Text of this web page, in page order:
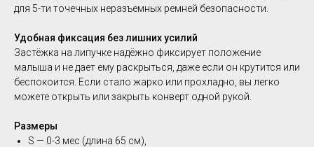
для 5-ти точечных неразъемных ремней безопасности.
Удобная фиксация без лишних усилий
Застёжка на липучке надёжно фиксирует положение
малыша и не дает ему раскрыться, даже если он крутится или
беспокоится. Если стало жарко или прохладно, вы легко
можете открыть или закрыть конверт одной рукой.
Размеры
S — 0-3 мес (длина 65 см),